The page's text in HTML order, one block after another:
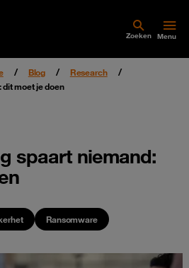
Zoeken Menu
Blog
Research
moet je doen
spaart niemand:
Ransomware